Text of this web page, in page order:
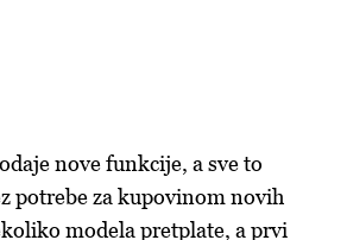
nove funkcije, a sve to
potrebe za kupovinom novih
modela pretplate, a prvi